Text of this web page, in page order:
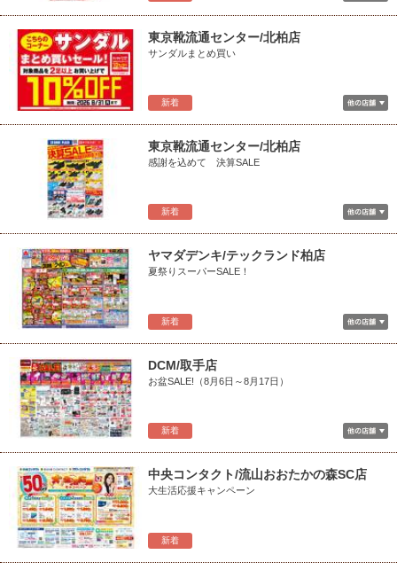
新着
東京靴流通センター/北柏店
サンダルまとめ買い
新着
東京靴流通センター/北柏店
感謝を込めて 決算SALE
新着
ヤマダデンキ/テックランド柏店
夏祭りスーパーSALE！
新着
DCM/取手店
お盆SALE!（8月6日～8月17日）
新着
中央コンタクト/流山おおたかの森SC店
大生活応援キャンペーン